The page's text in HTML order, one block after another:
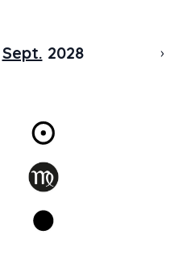
Sept. 2028 ›